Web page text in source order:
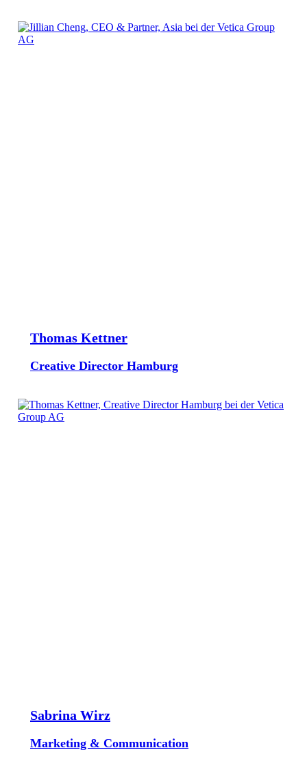
Thomas Kettner
Creative Director Hamburg
Sabrina Wirz
Marketing & Communication